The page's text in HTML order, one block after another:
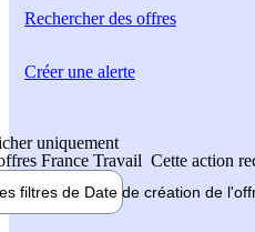
Rechercherdes offres
uniquement
France Travail Cette action
filtres de Date de création de
Créer une alerte